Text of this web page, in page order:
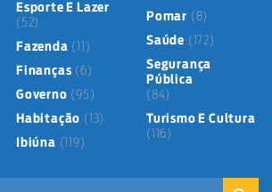
Esporte E Lazer
(52)
Fazenda (11)
Finanças (6)
Governo (95)
Habitação (13)
Ibiúna (119)
Pomar (8)
Saúde (172)
Segurança
Pública
(84)
Turismo E Cultura
(116)